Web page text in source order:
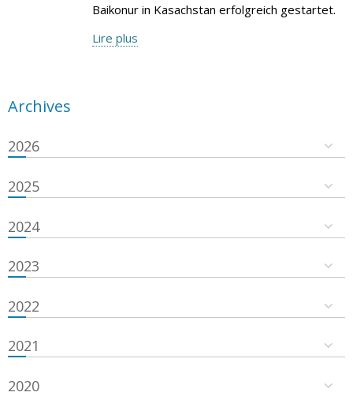
Baikonur in Kasachstan erfolgreich gestartet.
Lire plus
Archives
2026
2025
2024
2023
2022
2021
2020